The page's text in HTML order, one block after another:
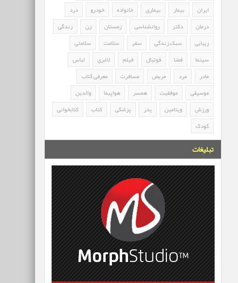
ایران
بیمار بیماری خانواده خودرو
درد
درمان
دکتر روانشناسی زمستان زن
زندگی
زیبایی
سبک زندگی سفر سلامت
سلامتی
سینما
فضا فوتبال فیلم لاغری
لباس
مادر
مرد مریض مسافرت
معرفی کتاب
موسیقی
موفقیت همسر هواپیما
والدین
ورزش
ویتامین پدر پزشکی کتاب
کتابخوانی
کودک
تبلیغات